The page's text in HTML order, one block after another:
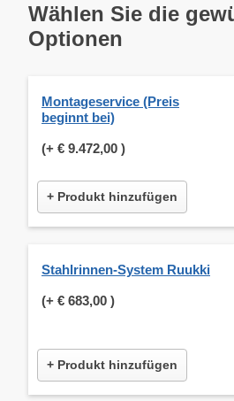
Wählen Sie die
Optionen
Montageservice (Preis
beginnt bei)
(+ € 9.472,00 )
+ Produkt hinzufügen
Stahlrinnen-System Ruukki
(+ € 683,00 )
+ Produkt hinzufügen